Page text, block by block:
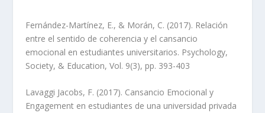
Fernández-Martínez, E., & Morán, C. (2017). Relación
entre el sentido de coherencia y el cansancio
emocional en estudiantes universitarios. Psychology,
Society, & Education, Vol. 9(3), pp. 393-403
Lavaggi Jacobs, F. (2017). Cansancio Emocional y
Engagement en estudiantes de una universidad privada